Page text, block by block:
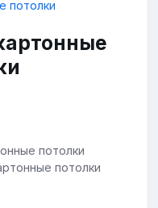
потолки